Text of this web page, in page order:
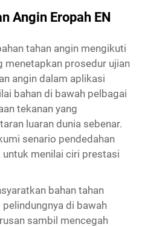
Angin Eropah EN
tahan angin mengikuti
menetapkan prosedur ujian
angin dalam aplikasi
bahan di bawah pelbagai
tekanan yang
luaran dunia sebenar.
senario pendedahan
menilai ciri prestasi
bahan tahan
di bawah
sambil mencegah